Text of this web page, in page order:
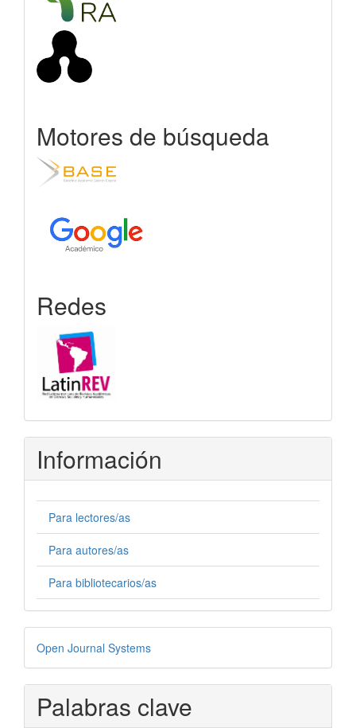
Motores de búsqueda
Redes
Información
Para lectores/as
Para autores/as
Para bibliotecarios/as
Desarrollado
por
Open Journal Systems
Palabras clave